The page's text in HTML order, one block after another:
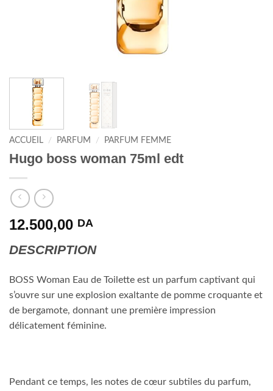
ACCUEIL / PARFUM / PARFUM FEMME
Hugo boss woman 75ml edt
12.500,00 DA
DESCRIPTION
BOSS Woman Eau de Toilette est un parfum captivant qui
s’ouvre sur une explosion exaltante de pomme croquante et
de bergamote, donnant une première impression
délicatement féminine.
Pendant ce temps, les notes de cœur subtiles du parfum,